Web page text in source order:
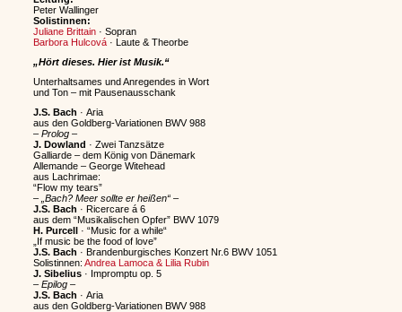
Peter Wallinger
Solistinnen:
Juliane Brittain· Sopran
Barbora Hulcová · Laute & Theorbe
„Hört dieses. Hier ist Musik.“
Unterhaltsames und Anregendes in Wort
und Ton – mit Pausenausschank
J.S. Bach · Aria
aus den Goldberg-Variationen BWV 988
– Prolog–
J. Dowland · Zwei Tanzsätze
Galliarde – dem König von Dänemark
Allemande – George Witehead
aus Lachrimae:
“Flow my tears”
– „Bach? Meer sollte er heißen“–
J.S. Bach · Ricercare á 6
aus dem “Musikalischen Opfer” BWV 1079
H. Purcell· “Music for a while“
„If music be the food of love”
J.S. Bach · Brandenburgisches Konzert Nr.6 BWV 1051
Solistinnen: Andrea Lamoca & Lilia Rubin
J. Sibelius· Impromptu op. 5
– Epilog –
J.S. Bach · Aria
aus den Goldberg-Variationen BWV 988